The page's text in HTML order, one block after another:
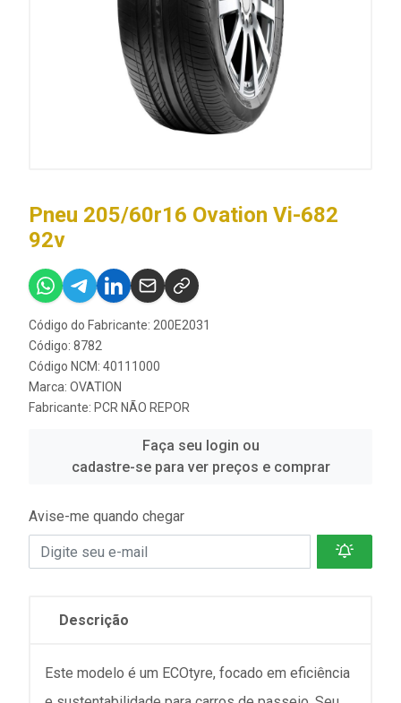
Pneu 205/60r16 Ovation Vi-682
92v
Código do Fabricante: 200E2031
Código: 8782
Código NCM: 40111000
Marca: OVATION
Fabricante: PCR NÃO REPOR
Faça seu login ou
cadastre-se para ver preços e comprar
Avise-me quando chegar
Descrição
Este modelo é um ECOtyre, focado em eficiência